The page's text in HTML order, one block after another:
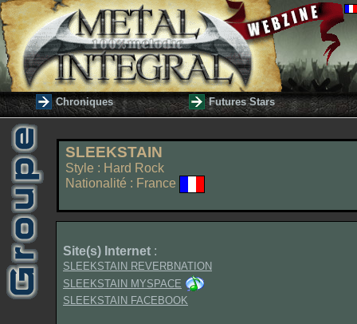
Chroniques Futures Stars
SLEEKSTAIN
Style : Hard Rock
Nationalité : France
Site(s) Internet :
SLEEKSTAIN REVERBNATION
SLEEKSTAIN MYSPACE
SLEEKSTAIN FACEBOOK